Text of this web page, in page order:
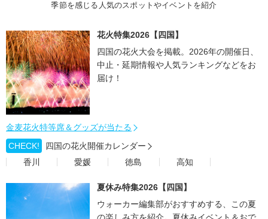
季節を感じる人気のスポットやイベントを紹介
花火特集2026【四国】
四国の花火大会を掲載。2026年の開催日、
中止・延期情報や人気ランキングなどをお
届け！
金麦花火特等席＆グッズが当たる
CHECK!
四国の花火開催カレンダー
香川
愛媛 徳島 高知
夏休み特集2026【四国】
ウォーカー編集部がおすすめする、この夏